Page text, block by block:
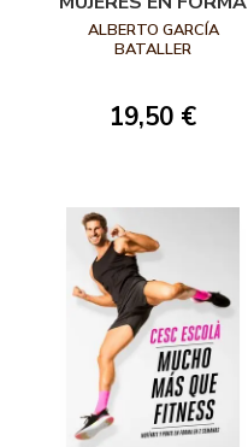
ALBERTO GARCÍA
BATALLER
19,50 €